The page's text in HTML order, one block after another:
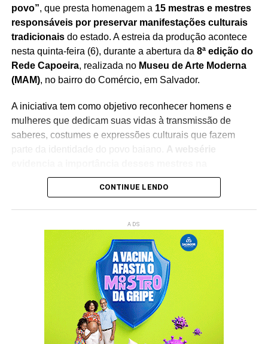
povo”, que presta homenagem a 15 mestras e mestres
responsáveis por preservar manifestações culturais
tradicionaisdo estado. A estreia da produção acontece
nesta quinta-feira (6), durante a abertura da 8ª edição do
Rede Capoeira, realizada no Museu de Arte Moderna
(MAM), no bairro do Comércio, em Salvador.
A iniciativa tem como objetivo reconhecer homens e
mulheres que dedicam suas vidas à transmissão de
saberes, costumes e expressões culturais que fazem
parte da identidade do povo baiano.
A websérie
preservação do patrimônio imaterial, reforçando o
papel da cultura popular na construção da memória
O lançamento integra a programação doRede Capoeira
evento que reúne artistas, pesquisadores, representantes
de movimentos culturais e admiradores da cultura afro-
A cerimônia contará com a participação da
ministra da Cultura, Margareth Menezes
debate sobre políticas públicas voltadas à valorização
das manifestações culturais tradicionais.
CONTINUE LENDO
ADS